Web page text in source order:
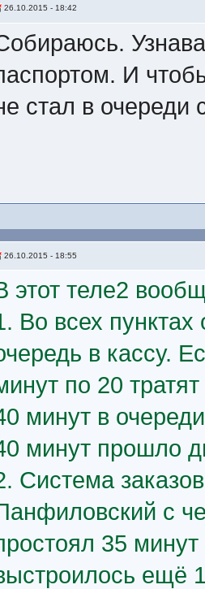
26.10.2015 - 18:42
И
стал в очереди
26.10.2015 - 18:55
этот теле2
Во всех пунктах
в кассу.
по 20
минут в
минут прошло
Система
с
35
ещё